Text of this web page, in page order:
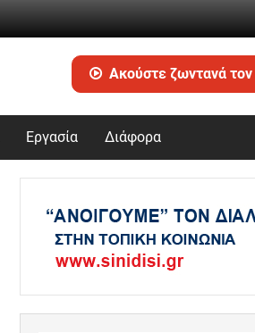
Ακούστε ζωντανά τον
Εργασία Διάφορα